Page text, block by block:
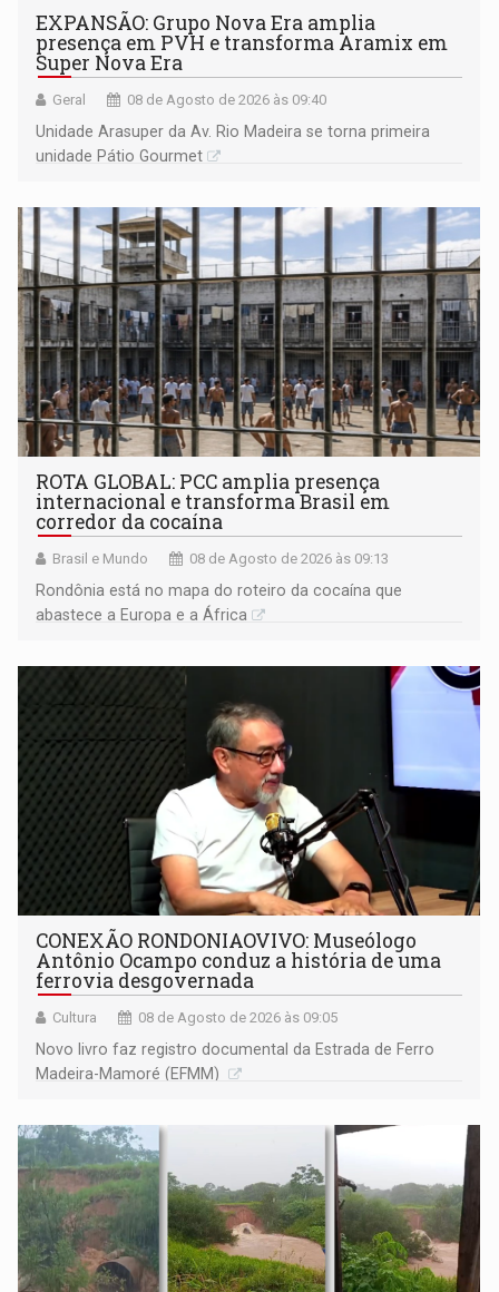
EXPANSÃO: Grupo Nova Era amplia
presença em PVH e transforma Aramix em
Super Nova Era
Geral 08 de Agosto de 2026 às 09:40
Unidade Arasuper da Av. Rio Madeira se torna primeira
unidade Pátio Gourmet
ROTA GLOBAL: PCC amplia presença
internacional e transforma Brasil em
corredor da cocaína
Brasil e Mundo 08 de Agosto de 2026 às 09:13
Rondônia está no mapa do roteiro da cocaína que
abastece a Europa e a África
CONEXÃO RONDONIAOVIVO: Museólogo
Antônio Ocampo conduz a história de uma
ferrovia desgovernada
Cultura 08 de Agosto de 2026 às 09:05
Novo livro faz registro documental da Estrada de Ferro
Madeira-Mamoré (EFMM)